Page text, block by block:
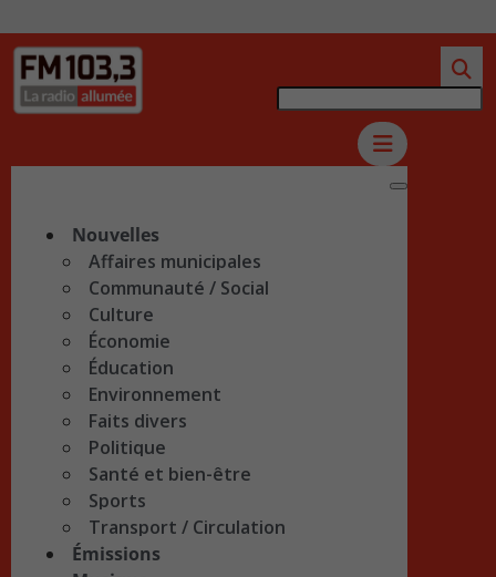
Nouvelles
Affaires municipales
Communauté / Social
Culture
Économie
Éducation
Environnement
Faits divers
Politique
Santé et bien-être
Sports
Transport / Circulation
Émissions